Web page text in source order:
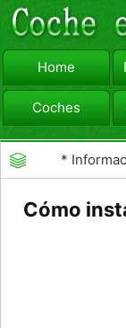
Home
Coches
viajar
*
Cómo